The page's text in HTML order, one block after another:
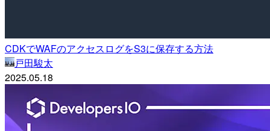
CDKでWAFのアクセスログをS3に保存する方法
戸田駿太
2025.05.18